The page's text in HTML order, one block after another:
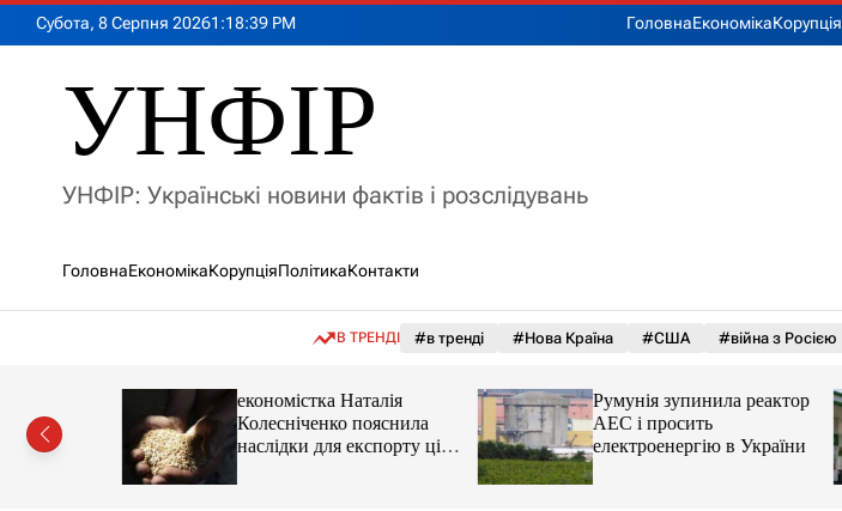
Субота, 8 Серпня 20261 :18:41 PM ГоловнаЕкономікаКорупція
УНФІР
УНФІР: Українські новини фактів і розслідувань
ГоловнаЕкономікаКорупціяПолітикаКонтакти
В ТРЕНДІ #в тренді #Нова Країна #США #війна з Росією
економістка Наталія
Колесніченко пояснила
наслідки для експорту цін і
курсу
Румунія зупинила реактор
АЕС і просить
електроенергію в України